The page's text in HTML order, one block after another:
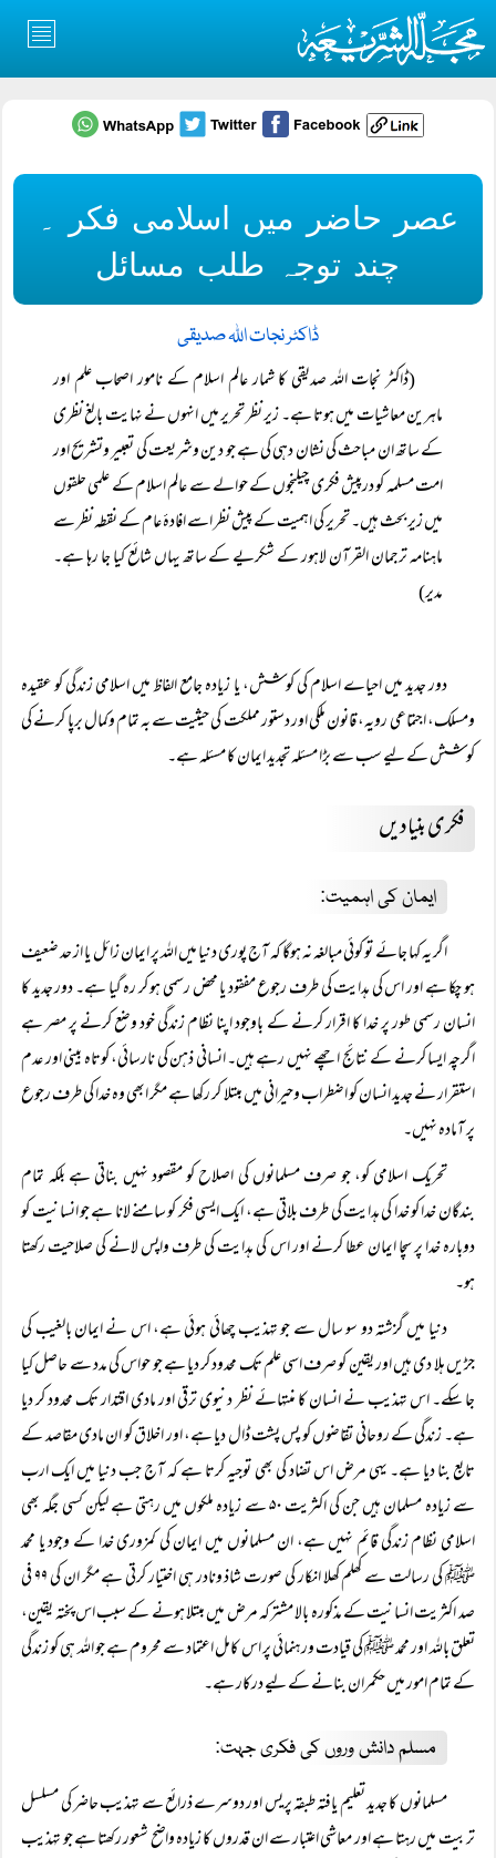
عصر حاضر میں اسلامی فکر ۔
چند توجہ طلب مسائل
ڈاکٹر نجات اللہ صدیقی
(ڈاکٹر نجات اللہ صدیقی کا شمار عالم اسلام کے نامور اصحاب علم اور
ماہرین معاشیات میں ہوتا ہے۔ زیر نظر تحریر میں انہوں نے نہایت بالغ نظری
کے ساتھ ان مباحث کی نشان دہی کی ہے جو دین وشریعت کی تعبیر وتشریح اور
امت مسلمہ کو درپیش فکری چیلنجوں کے حوالے سے عالم اسلام کے علمی حلقوں
میں زیر بحث ہیں۔ تحریر کی اہمیت کے پیش نظر اسے افادۂ عام کے نقطہ نظر سے
ماہنامہ ترجمان القرآن لاہور کے شکریے کے ساتھ یہاں شائع کیا جا رہا ہے۔
مدیر)
دور جدید میں احیاے اسلام کی کوشش، یا زیادہ جامع الفاظ میں اسلامی زندگی کو عقیدہ
ومسلک، اجتماعی رویہ، قانون ملکی اور دستور مملکت کی حیثیت سے بہ تمام وکمال برپا کرنے کی
کوشش کے لیے سب سے بڑا مسئلہ تجدید ایمان کا مسئلہ ہے۔
فکری بنیادیں
ایمان کی اہمیت:
اگر یہ کہا جائے تو کوئی مبالغہ نہ ہوگا کہ آج پوری دنیا میں اللہ پر ایمان زائل یا از حد ضعیف
ہو چکا ہے اور اس کی ہدایت کی طرف رجوع مفقود یا محض رسمی ہو کر رہ گیا ہے۔ دور جدید کا
انسان رسمی طور پر خدا کا اقرار کرنے کے باوجود اپنا نظام زندگی خود وضع کرنے پر مصر ہے
اگرچہ ایسا کرنے کے نتائج اچھے نہیں رہے ہیں۔ انسانی ذہن کی نارسائی، کوتاہ بینی اور عدم
استقرار نے جدید انسان کو اضطراب وحیرانی میں مبتلا کر رکھا ہے مگر ابھی وہ خدا کی طرف رجوع
پر آمادہ نہیں۔
تحریک اسلامی کو، جو صرف مسلمانوں کی اصلاح کو مقصود نہیں بناتی ہے بلکہ تمام
بندگان خدا کو خدا کی ہدایت کی طرف بلاتی ہے، ایک ایسی فکر کو سامنے لانا ہے جو انسانیت کو
دوبارہ خدا پر سچا ایمان عطا کرنے اور اس کی ہدایت کی طرف واپس لانے کی صلاحیت رکھتا
ہو۔
دنیا میں گزشتہ دو سو سال سے جو تہذیب چھائی ہوئی ہے، اس نے ایمان بالغیب کی
جڑیں ہلا دی ہیں اور یقین کو صرف اسی علم تک محدود کر دیا ہے جو حواس کی مدد سے حاصل کیا
جا سکے۔ اس تہذیب نے انسان کا منتہائے نظر دنیوی ترقی اور مادی اقتدار تک محدود کر دیا
ہے۔ زندگی کے روحانی تقاضوں کو پس پشت ڈال دیا ہے، اور اخلاق کو ان مادی مقاصد کے
تابع بنا دیا ہے۔ یہی مرض اس تضاد کی بھی توجیہ کرتا ہے کہ آج جب دنیا میں ایک ارب
سے زیادہ مسلمان ہیں جن کی اکثریت ۵۰ سے زیادہ ملکوں میں رہتی ہے لیکن کسی جگہ بھی
اسلامی نظام زندگی قائم نہیں ہے، ان مسلمانوں میں ایمان کی کمزوری خدا کے وجود یا محمد
ﷺ کی رسالت سے کھلم کھلا انکار کی صورت شاذ ونادر ہی اختیار کرتی ہے مگر ان کی ۹۹ فی
صد اکثریت انسانیت کے مذکورہ بالا مشترکہ مرض میں مبتلا ہونے کے سبب اس پختہ یقین،
تعلق باللہ اور محمد ﷺ کی قیادت ورہنمائی پر اس کامل اعتماد سے محروم ہے جو اللہ ہی کو زندگی
کے تمام امور میں حکمران بنانے کے لیے درکار ہے۔
مسلم دانش وروں کی فکری جہت:
مسلمانوں کا جدید تعلیم یافتہ طبقہ پریس اور دوسرے ذرائع سے تہذیب حاضر کی مسلسل
تربیت میں رہتا ہے اور معاشی اعتبار سے ان قدروں کا زیادہ واضح شعور رکھتا ہے جو تہذیب